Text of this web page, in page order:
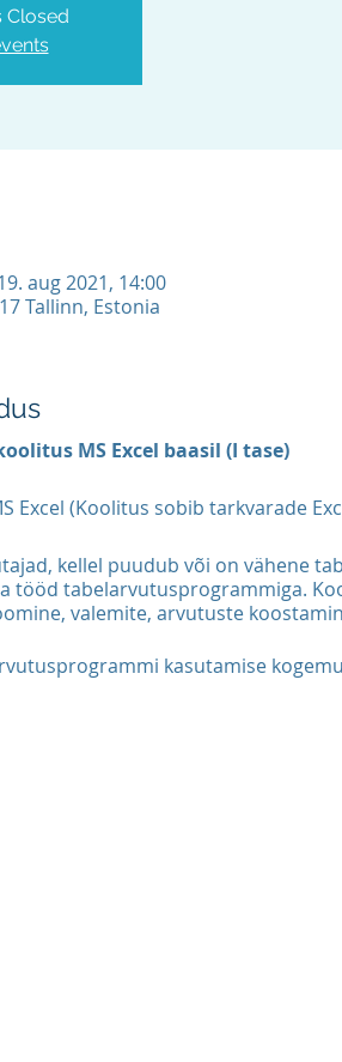
Closed
aug 2021, 14:00
Tallinn, Estonia
MS Excel baasil (I tase)
Excel (Koolitus sobib tarkvarade
kellel puudub või on vähene
tööd tabelarvutusprogrammiga.
valemite, arvutuste
kasutamise